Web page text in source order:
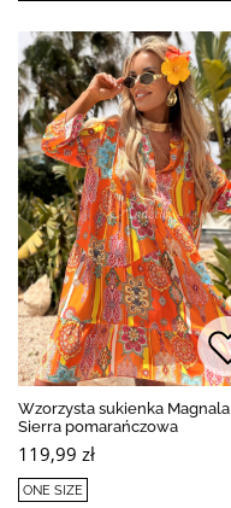
Wzorzysta sukienka Magnala
Sierra pomarańczowa
119,99 zł
ONE SIZE